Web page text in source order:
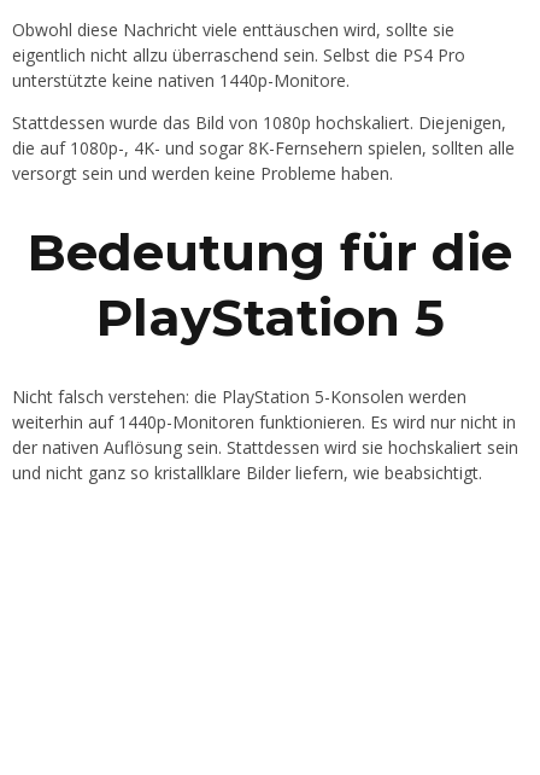
Obwohl diese Nachricht viele enttäuschen wird, sollte sie
eigentlich nicht allzu überraschend sein. Selbst die PS4 Pro
unterstützte keine nativen 1440p-Monitore.
Stattdessen wurde das Bild von 1080p hochskaliert. Diejenigen,
die auf 1080p-, 4K- und sogar 8K-Fernsehern spielen, sollten alle
versorgt sein und werden keine Probleme haben.
Bedeutung für die
PlayStation 5
Nicht falsch verstehen: die PlayStation 5-Konsolen werden
weiterhin auf 1440p-Monitoren funktionieren. Es wird nur nicht in
der nativen Auflösung sein. Stattdessen wird sie hochskaliert sein
und nicht ganz so kristallklare Bilder liefern, wie beabsichtigt.